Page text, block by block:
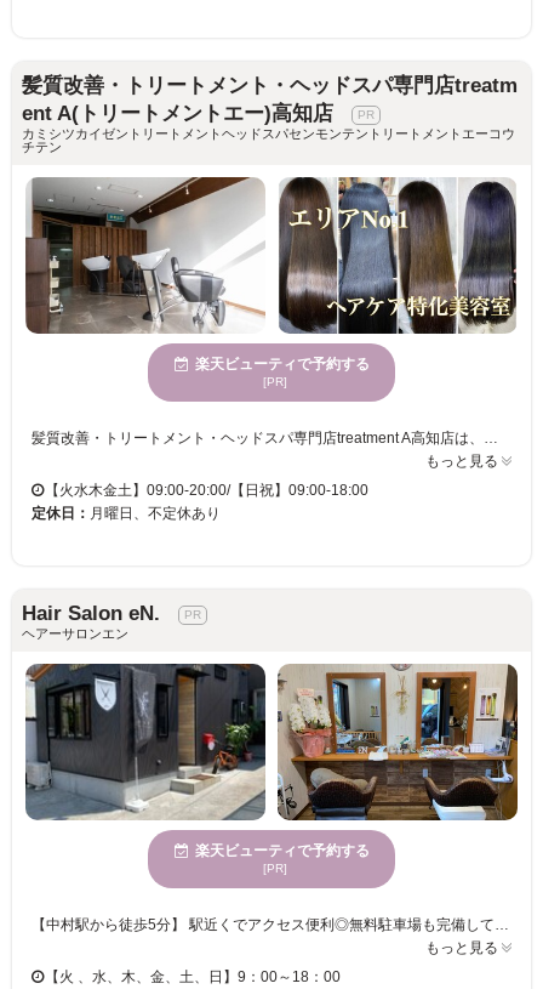
髪質改善・トリートメント・ヘッドスパ専門店treatm
ent A(トリートメントエー)高知店
カミシツカイゼントリートメントヘッドスパセンモンテントリートメントエーコウ
チテン
楽天ビューティで予約する
[PR]
髪質改善・トリートメント・ヘッドスパ専門店treatment A高知店は、落ち着いた雰囲気の店内で、自然の温もりを感じながらリラックスしていただけます。髪の悩みに合わせた多彩なトリートメントを取り揃え、髪のツヤと手触りを向上させる施術を提供します。私たちは、年齢を問わず様々な方に利用されており、クレジットカード対応の便利さも兼ね備えています。ここで、より健康的で美しい髪を手に入れて、日常のストレスを解消し、自分自身をより魅力的に引き出すお手伝いをいたします。treatment A高知店で心身共にリフレッシュしませんか。
もっと見る
【火水木金土】09:00-20:00/【日祝】09:00-18:00
定休日： 月曜日、不定休あり
Hair Salon eN.
ヘアーサロンエン
楽天ビューティで予約する
[PR]
【中村駅から徒歩5分】 駅近くでアクセス便利◎無料駐車場も完備していますので、お車での来店も可能です★ コンセプトはリゾート！！まるでリゾート地に来たような癒しの空間をマンツーマンサロンなので一人占めです♪自分だけの空間をお楽しみください♪ 丁寧なカウンセリング×マンツーマン施術で、お客様のイメージ通りのスタイルに仕上げます。お悩みや細かなご要望も気軽にお伝え下さい☆ 豊富なメニューをご用意し、皆様のご来店を心よりお待ちしております！
もっと見る
【火 、水、木、金、土、日】9：00～18：00